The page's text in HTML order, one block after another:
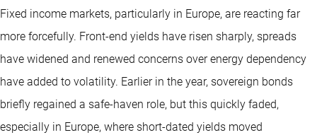
Fixed income markets, particularly in Europe, are reacting far
more forcefully. Front-end yields have risen sharply, spreads
have widened and renewed concerns over energy dependency
have added to volatility. Earlier in the year, sovereign bonds
briefly regained a safe-haven role, but this quickly faded,
especially in Europe, where short-dated yields moved